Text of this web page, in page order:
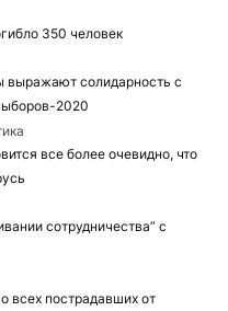
350 человек
выражают солидарность с
2020
все более очевидно, что
сотрудничества” с
всех пострадавших от